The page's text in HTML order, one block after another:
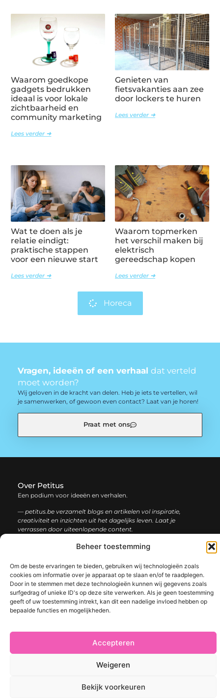
Beheer toestemming
Om de beste ervaringen te bieden, gebruiken wij technologieën zoals
cookies om informatie over je apparaat op te slaan en/of te raadplegen.
Door in te stemmen met deze technologieën kunnen wij gegevens zoals
surfgedrag of unieke ID's op deze site verwerken. Als je geen toestemming
geeft of uw toestemming intrekt, kan dit een nadelige invloed hebben op
bepaalde functies en mogelijkheden.
Accepteren
Weigeren
Bekijk voorkeuren
Waarom goedkope
gadgets bedrukken
ideaal is voor lokale
zichtbaarheid en
community marketing
Lees verder ➜
Genieten van
fietsvakanties aan zee
door lockers te huren
Lees verder ➜
Wat te doen als je
relatie eindigt:
praktische stappen
voor een nieuwe start
Lees verder ➜
Waarom topmerken
het verschil maken bij
elektrisch
gereedschap kopen
Lees verder ➜
Horeca
Vragen, ideeën of een verhaal dat verteld
moet worden?
Wij geloven in de kracht van delen. Heb je iets te vertellen, wil
je samenwerken, of gewoon even contact? Laat van je horen!
Praat met ons
Over Petitus
Een podium voor ideeën en verhalen.
— petitus.be verzamelt blogs en artikelen vol inspiratie,
creativiteit en inzichten uit het dagelijks leven. Laat je
verrassen door uiteenlopende content.
informatie